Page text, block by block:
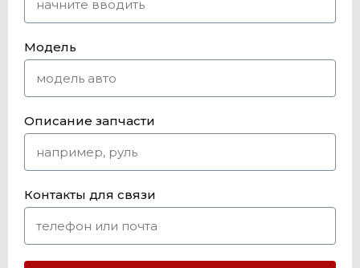
Модель
Описание запчасти
Контакты для связи